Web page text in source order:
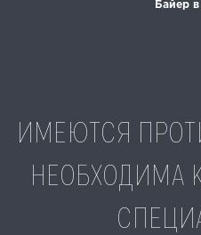
Байер
ИМЕЮТСЯ
НЕОБХОДИМА